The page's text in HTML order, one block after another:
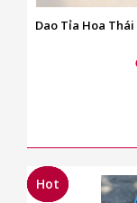
Dao Tỉa Hoa
Hot
Hot
Hot